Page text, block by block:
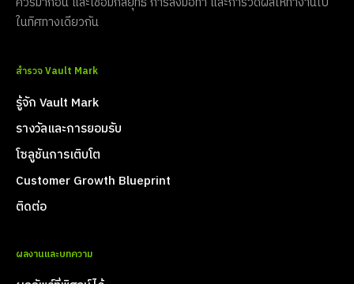
ในทิศทางเดียวกัน
สำรวจ Vault Mark
รู้จัก Vault Mark
รางวัลและการยอมรับ
โซลูชันการเติบโต
Customer Growth Blueprint
ติดต่อ
ผลงานและบทความ